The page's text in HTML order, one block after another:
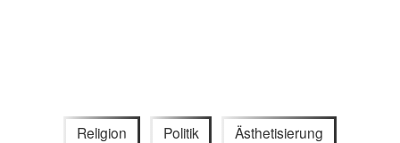
Religion Politik Ästhetisierung